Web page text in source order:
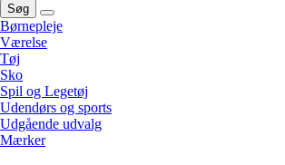
Søg
Børnepleje
Værelse
Tøj
Sko
Spil og Legetøj
Udendørs og sports
Udgående udvalg
Mærker